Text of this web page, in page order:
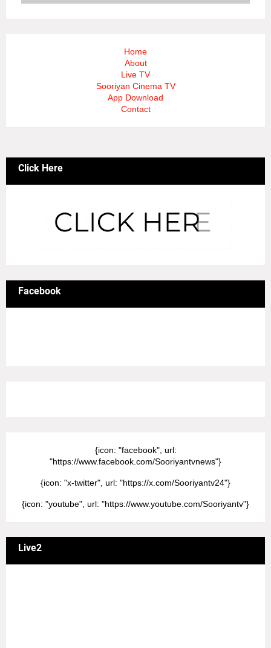
Home
About
Live TV
Sooriyan Cinema TV
App Download
Contact
Click Here
Facebook
{icon: "facebook", url:
"https://www.facebook.com/Sooriyantvnews"}
{icon: "x-twitter", url: "https://x.com/Sooriyantv24"}
{icon: "youtube", url: "https://www.youtube.com/Sooriyantv"}
Live2